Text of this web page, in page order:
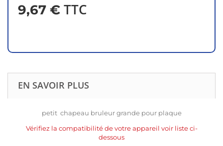
9,67 € TTC
EN SAVOIR PLUS
petit chapeau bruleur grande pour plaque
Vérifiez la compatibilité de votre appareil voir liste ci-
dessous